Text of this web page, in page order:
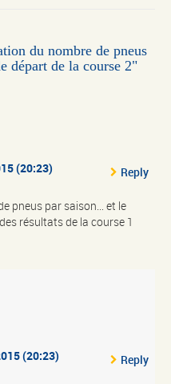
du nombre de pneus
départ de la course 2"
(20:23)
Reply
pneus par saison… et le
résultats de la course 1
(20:23)
Reply